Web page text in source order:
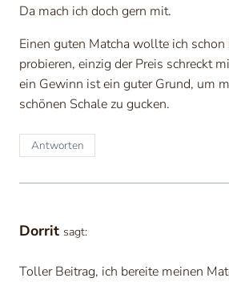
Da mach ich doch gern mit.
Einen guten Matcha wollte ich
probieren, einzig der Preis schreckt
ein Gewinn ist ein guter Grund, um
schönen Schale zu gucken.
Antworten
Dorrit sagt:
Toller Beitrag, ich bereite meinen